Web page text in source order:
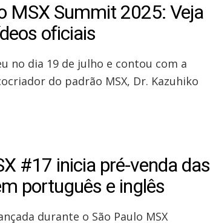
MSX Summit 2025: Veja
oficiais
no dia 19 de julho e contou com a
do padrão MSX, Dr. Kazuhiko
#17 inicia pré-venda das
português e inglês
durante o São Paulo MSX